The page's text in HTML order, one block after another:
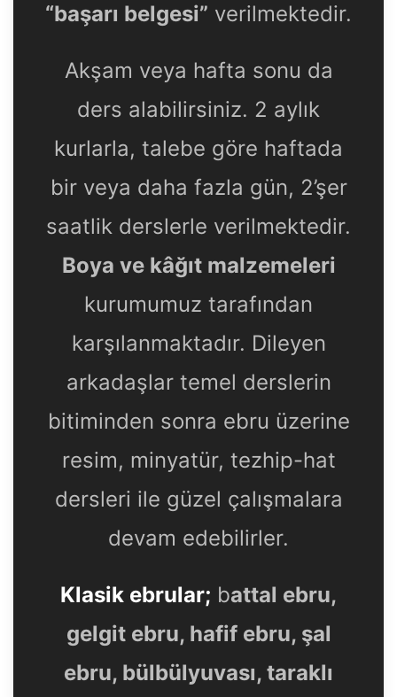
“başarı belgesi” verilmektedir.
Akşam veya hafta sonu da
ders alabilirsiniz. 2 aylık
kurlarla, talebe göre haftada
bir veya daha fazla gün, 2’şer
saatlik derslerle verilmektedir.
Boya ve kâğıt malzemeleri
kurumumuz tarafından
karşılanmaktadır. Dileyen
arkadaşlar temel derslerin
bitiminden sonra ebru üzerine
resim, minyatür, tezhip-hat
dersleri ile güzel çalışmalara
devam edebilirler.
Klasik ebrular; battal ebru,
gelgit ebru, hafif ebru, şal
ebru, bülbülyuvası, taraklı